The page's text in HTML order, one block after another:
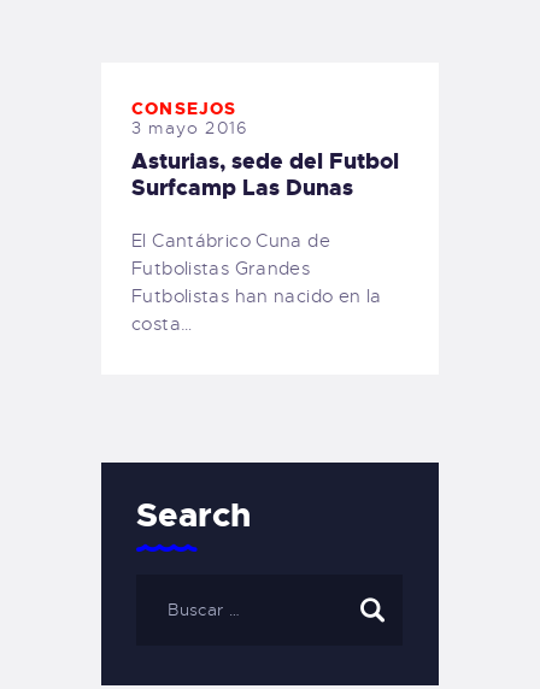
CONSEJOS
3 mayo 2016
Asturias, sede del Futbol
Surfcamp Las Dunas
El Cantábrico Cuna de
Futbolistas Grandes
Futbolistas han nacido en la
costa…
Search